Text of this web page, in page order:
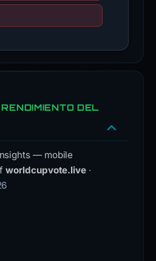
DEL
— mobile
worldcupvote.live ·